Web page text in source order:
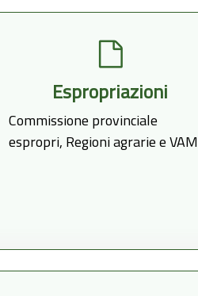
Espropriazioni
Commissione provinciale
espropri, Regioni agrarie e VAM